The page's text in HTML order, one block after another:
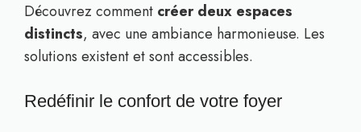
Découvrez comment créer deux espaces
distincts, avec une ambiance harmonieuse. Les
solutions existent et sont accessibles.
Redéfinir le confort de votre foyer